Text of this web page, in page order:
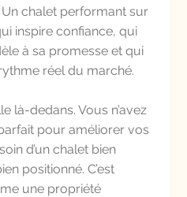
chalet performant sur
inspire confiance, qui
à sa promesse et qui
réel du marché.
là-dedans. Vous n’avez
pour améliorer vos
d’un chalet bien
positionné. C’est
une propriété